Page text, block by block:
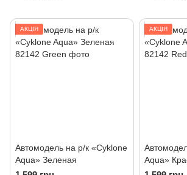
АКЦІЯ
Автомодель на р/к «Cyklone
Aqua» Зеленая
АКЦІЯ
Aqua»